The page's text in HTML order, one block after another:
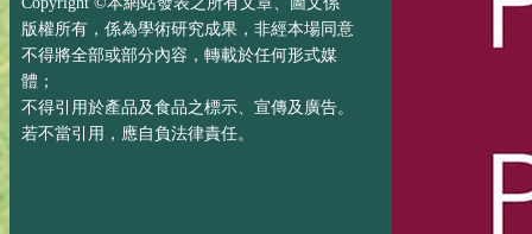
版權所有，係為學術研究成果，非經本場同意
不得將全部或部分內容，轉載於任何形式媒
體；
不得引用於產品及食品之標示、宣傳及廣告。
若不當引用，應自負法律責任。